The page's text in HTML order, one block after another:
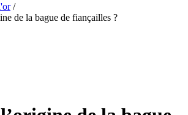
/
de la bague de fiançailles ?